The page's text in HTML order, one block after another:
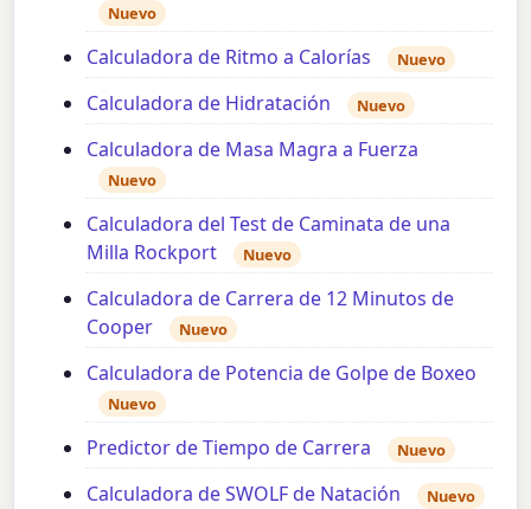
Nuevo
Calculadora de Ritmo a Calorías Nuevo
Calculadora de Hidratación Nuevo
Calculadora de Masa Magra a Fuerza
Nuevo
Calculadora del Test de Caminata de una
Milla Rockport
Nuevo
Calculadora de Carrera de 12 Minutos de
Cooper
Nuevo
Calculadora de Potencia de Golpe de Boxeo
Nuevo
Predictor de Tiempo de Carrera Nuevo
Calculadora de SWOLF de Natación Nuevo